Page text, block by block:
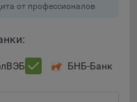
работы
информацию о
от профессионалов
БНБ-Банк